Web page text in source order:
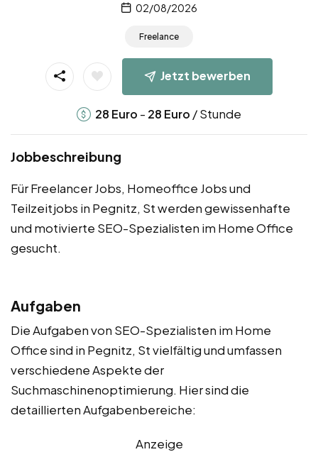
02/08/2026
Freelance
Jetzt bewerben
28 Euro - 28 Euro / Stunde
Jobbeschreibung
Für Freelancer Jobs, Homeoffice Jobs und
Teilzeitjobs in Pegnitz, St werden gewissenhafte
und motivierte SEO-Spezialisten im Home Office
gesucht.
Aufgaben
Die Aufgaben von SEO-Spezialisten im Home
Office sind in Pegnitz, St vielfältig und umfassen
verschiedene Aspekte der
Suchmaschinenoptimierung. Hier sind die
detaillierten Aufgabenbereiche:
Anzeige